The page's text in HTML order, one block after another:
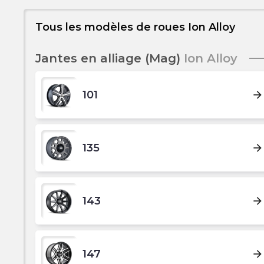
Tous les modèles de roues Ion Alloy
Jantes en alliage (Mag) Ion Alloy
101 arrow_forward
135 arrow_forward
143 arrow_forward
147 arrow_forward